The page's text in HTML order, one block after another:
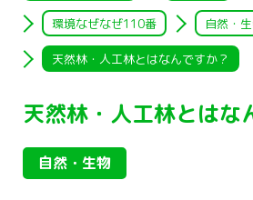
環境なぜなぜ110番 自然・
天然林・人工林とはなんですか？
天然林・人工林とはな
自然・生物